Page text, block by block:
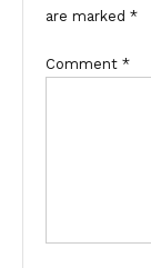
are marked *
Comment *